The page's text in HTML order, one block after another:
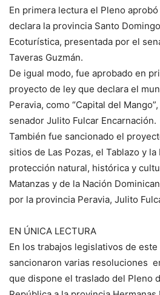
En primera lectura el Pleno
declara la provincia Santo
Ecoturística, presentada por el
Taveras Guzmán.
De igual modo, fue aprobado en
proyecto de ley que declara el
Peravia, como “Capital del
senador Julito Fulcar Encarnación.
También fue sancionado el
sitios de Las Pozas, el Tablazo y
protección natural, histórica y
Matanzas y de la Nación
por la provincia Peravia, Julito
EN ÚNICA LECTURA
En los trabajos legislativos de
sancionaron varias resoluciones
que dispone el traslado del Pleno